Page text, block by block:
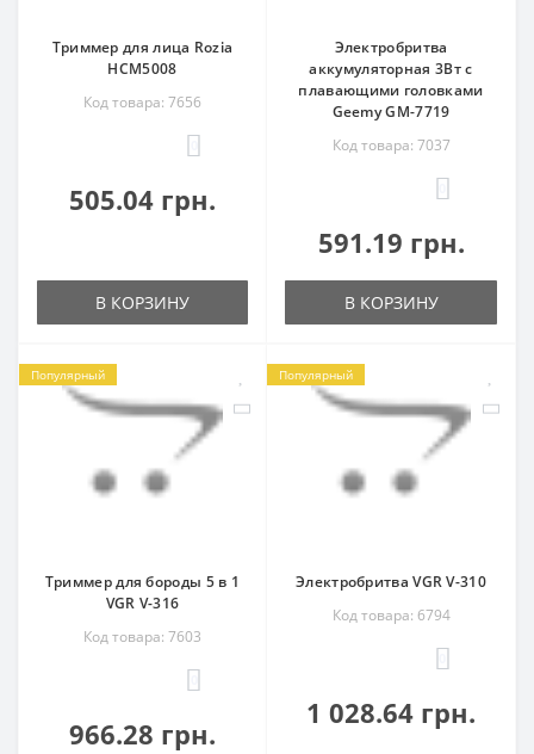
Триммер для лица Rozia
HCM5008
Код товара: 7656
505.04 грн.
В КОРЗИНУ
Электробритва
аккумуляторная 3Вт с
плавающими головками
Geemy GM-7719
Код товара: 7037
591.19 грн.
В КОРЗИНУ
Популярный
Триммер для бороды 5 в 1
VGR V-316
Код товара: 7603
966.28 грн.
Популярный
Электробритва VGR V-310
Код товара: 6794
1 028.64 грн.